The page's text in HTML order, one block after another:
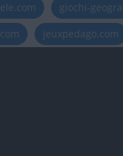
giochi-
jeuxpedago.com